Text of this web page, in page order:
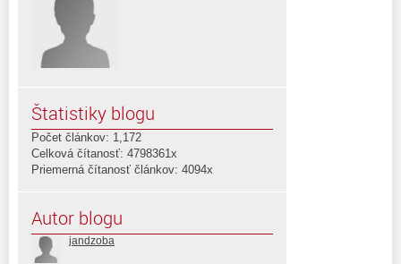
Štatistiky blogu
Počet článkov: 1,172
Celková čítanosť: 4798361x
Priemerná čítanosť článkov: 4094x
Autor blogu
jandzoba